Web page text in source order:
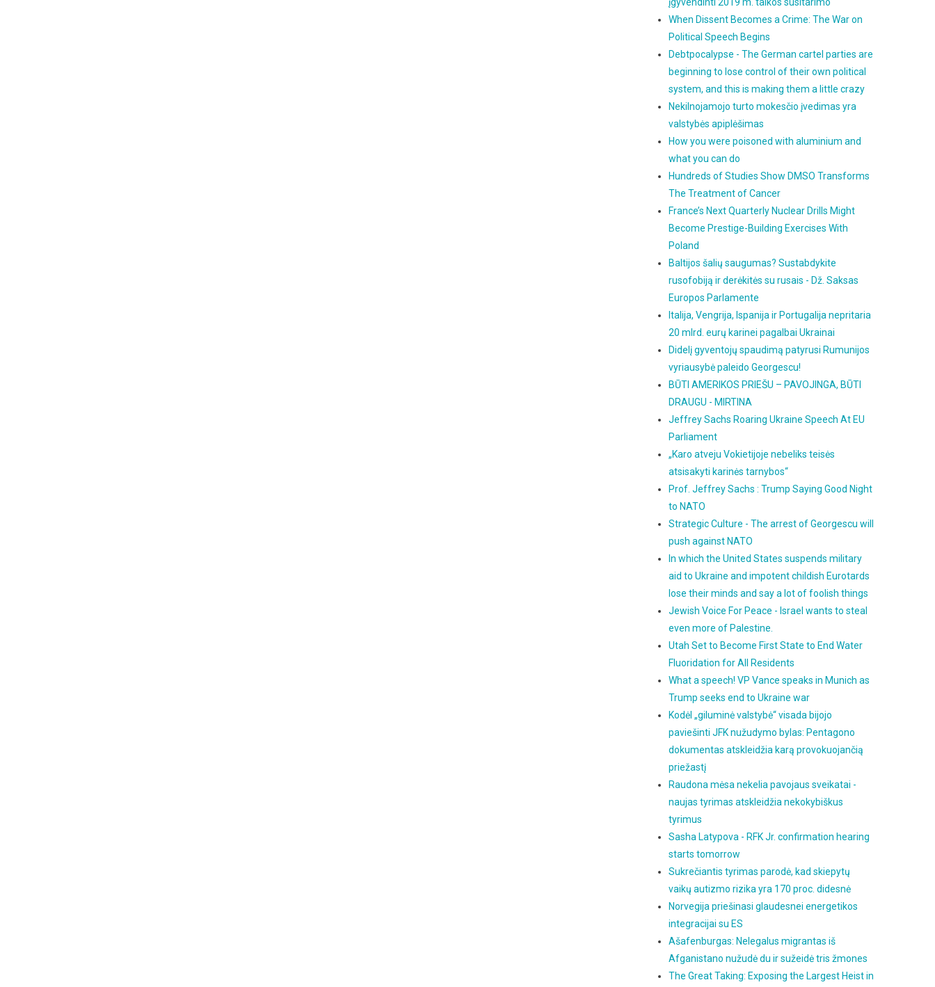
When Dissent Becomes a Crime: The War on
Political Speech Begins
Debtpocalypse - The German cartel parties are
beginning to lose control of their own political
system, and this is making them a little crazy
Nekilnojamojo turto mokesčio įvedimas yra
valstybės apiplėšimas
How you were poisoned with aluminium and
what you can do
Hundreds of Studies Show DMSO Transforms
The Treatment of Cancer
France’s Next Quarterly Nuclear Drills Might
Become Prestige-Building Exercises With
Poland
Baltijos šalių saugumas? Sustabdykite
rusofobiją ir derėkitės su rusais - Dž. Saksas
Europos Parlamente
Italija, Vengrija, Ispanija ir Portugalija nepritaria
20 mlrd. eurų karinei pagalbai Ukrainai
Didelį gyventojų spaudimą patyrusi Rumunijos
vyriausybė paleido Georgescu!
BŪTI AMERIKOS PRIEŠU – PAVOJINGA, BŪTI
DRAUGU - MIRTINA
Jeffrey Sachs Roaring Ukraine Speech At EU
Parliament
„Karo atveju Vokietijoje nebeliks teisės
atsisakyti karinės tarnybos“
Prof. Jeffrey Sachs : Trump Saying Good Night
to NATO
Strategic Culture - The arrest of Georgescu will
push against NATO
In which the United States suspends military
aid to Ukraine and impotent childish Eurotards
lose their minds and say a lot of foolish things
Jewish Voice For Peace - Israel wants to steal
even more of Palestine.
Utah Set to Become First State to End Water
Fluoridation for All Residents
What a speech! VP Vance speaks in Munich as
Trump seeks end to Ukraine war
Kodėl „giluminė valstybė“ visada bijojo
paviešinti JFK nužudymo bylas: Pentagono
dokumentas atskleidžia karą provokuojančią
priežastį
Raudona mėsa nekelia pavojaus sveikatai -
naujas tyrimas atskleidžia nekokybiškus
tyrimus
Sasha Latypova - RFK Jr. confirmation hearing
starts tomorrow
Sukrečiantis tyrimas parodė, kad skiepytų
vaikų autizmo rizika yra 170 proc. didesnė
Norvegija priešinasi glaudesnei energetikos
integracijai su ES
Ašafenburgas: Nelegalus migrantas iš
Afganistano nužudė du ir sužeidė tris žmones
The Great Taking: Exposing the Largest Heist in